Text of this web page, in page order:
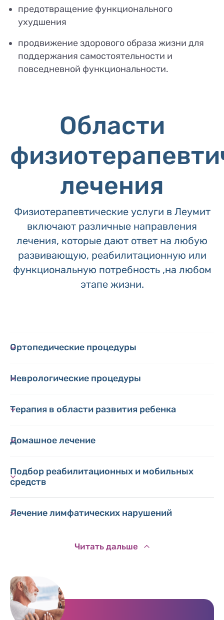
предотвращение функционального
ухудшения
продвижение здорового образа жизни для
поддержания самостоятельности и
повседневной функциональности.
Области
лечения
Физиотерапевтические услуги в Леумит
включают различные направления
лечения, которые дают ответ на любую
развивающую, реабилитационную или
функциональную потребность ,на любом
этапе жизни.
Ортопедические процедуры
Неврологические процедуры
Терапия в области развития ребенка
Домашное лечение
Подбор реабилитационных и мобильных
средств
Лечение лимфатических нарушений
Читать дальше